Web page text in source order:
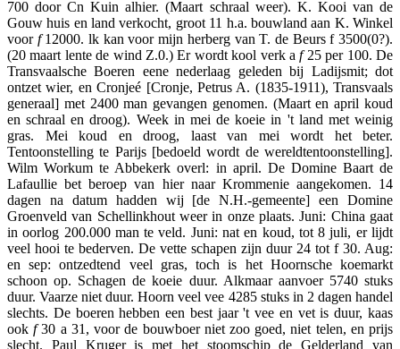
700 door Cn Kuin alhier. (Maart schraal weer). K. Kooi van de
Gouw huis en land verkocht, groot 11 h.a. bouwland aan K. Winkel
voor f12000. lk kan voor mijn herberg van T. de Beurs f 3500(0?).
(20 maart lente de wind Z.0.) Er wordt kool verk af25 per 100. De
Transvaalsche Boeren eene nederlaag geleden bij Ladijsmit; dot
ontzet wier, en Cronjeé [Cronje, Petrus A. (1835-1911), Transvaals
generaal] met 2400 man gevangen genomen. (Maart en april koud
en schraal en droog). Week in mei de koeie in 't land met weinig
gras. Mei koud en droog, laast van mei wordt het beter.
Tentoonstelling te Parijs [bedoeld wordt de wereldtentoonstelling].
Wilm Workum te Abbekerk overl: in april. De Domine Baart de
Lafaullie bet beroep van hier naar Krommenie aangekomen. 14
dagen na datum hadden wij [de N.H.-gemeente] een Domine
Groenveld van Schellinkhout weer in onze plaats. Juni: China gaat
in oorlog 200.000 man te veld. Juni: nat en koud, tot 8 juli, er lijdt
veel hooi te bederven. De vette schapen zijn duur 24 tot f 30. Aug:
en sep: ontzedtend veel gras, toch is het Hoornsche koemarkt
schoon op. Schagen de koeie duur. Alkmaar aanvoer 5740 stuks
duur. Vaarze niet duur. Hoorn veel vee 4285 stuks in 2 dagen handel
slechts. De boeren hebben een best jaar 't vee en vet is duur, kaas
ookf30 a 31, voor de bouwboer niet zoo goed, niet telen, en prijs
slecht. Paul Kruger is met het stoomschip de Gelderland van